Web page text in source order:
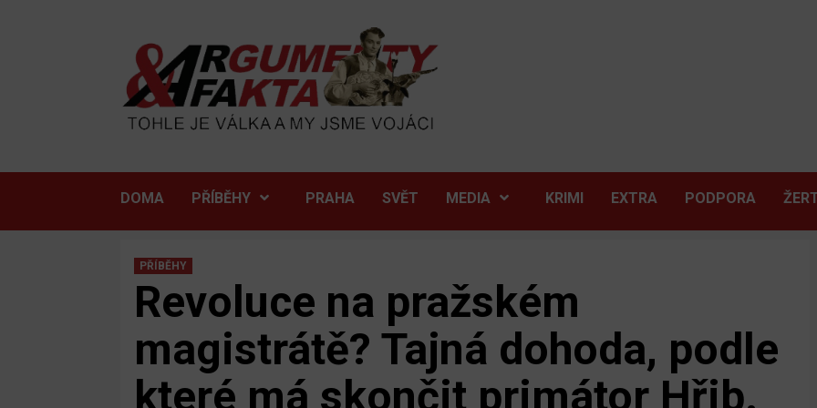
DOMA PŘÍBĚHY PRAHA SVĚT MEDIA KRIMI EXTRA PODPORA
PŘÍBĚHY
Revoluce na pražském
magistrátě? Tajná dohoda, podle
které má skončit primátor Hřib.